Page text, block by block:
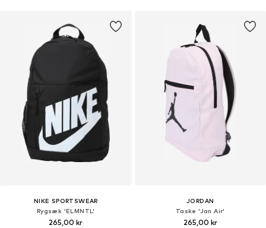
NIKE SPORTSWEAR
Rygsæk 'ELMNTL'
265,00 kr
JORDAN
Taske 'Jan Air'
265,00 kr